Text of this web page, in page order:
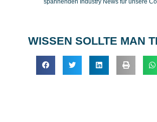
WISSEN SOLLTE MAN